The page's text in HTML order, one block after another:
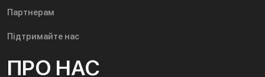
Партнерам
Підтримайте нас
ПРО НАС